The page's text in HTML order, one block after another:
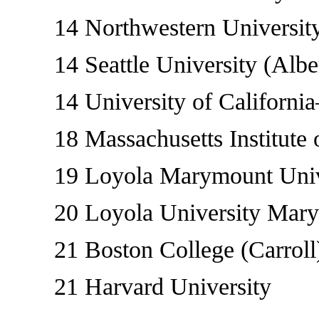
14 Northwestern
14 Seattle University
14 University of
18 Massachusetts Institute
19 Loyola Marymount
20 Loyola University
21 Boston College
21 Harvard University